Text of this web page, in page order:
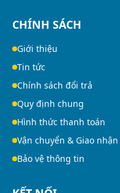
CHÍNH SÁCH
Giới thiệu
Tin tức
Chính sách đổi trả
Quy định chung
Hình thức thanh toán
Vận chuyển & Giao nhận
Bảo vệ thông tin